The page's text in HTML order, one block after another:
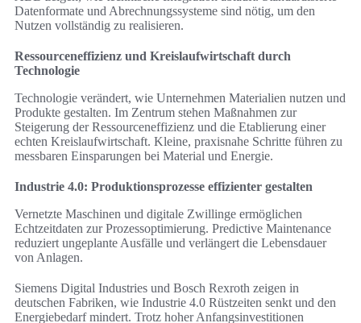
Datenformate und Abrechnungssysteme sind nötig, um den
Nutzen vollständig zu realisieren.
Ressourceneffizienz und Kreislaufwirtschaft durch
Technologie
Technologie verändert, wie Unternehmen Materialien nutzen und
Produkte gestalten. Im Zentrum stehen Maßnahmen zur
Steigerung der Ressourceneffizienz und die Etablierung einer
echten Kreislaufwirtschaft. Kleine, praxisnahe Schritte führen zu
messbaren Einsparungen bei Material und Energie.
Industrie 4.0: Produktionsprozesse effizienter gestalten
Vernetzte Maschinen und digitale Zwillinge ermöglichen
Echtzeitdaten zur Prozessoptimierung. Predictive Maintenance
reduziert ungeplante Ausfälle und verlängert die Lebensdauer
von Anlagen.
Siemens Digital Industries und Bosch Rexroth zeigen in
deutschen Fabriken, wie Industrie 4.0 Rüstzeiten senkt und den
Energiebedarf mindert. Trotz hoher Anfangsinvestitionen